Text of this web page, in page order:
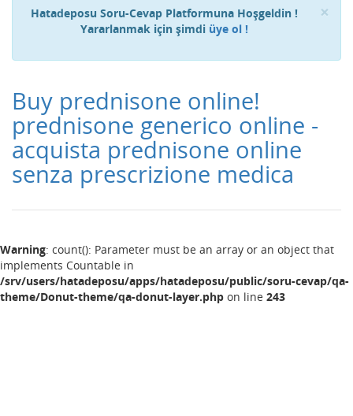
×
Hatadeposu Soru-Cevap Platformuna Hoşgeldin !
Yararlanmak için şimdi üye ol !
Buy prednisone online!
prednisone generico online -
acquista prednisone online
senza prescrizione medica
Warning: count(): Parameter must be an array or an object that
implements Countable in
/srv/users/hatadeposu/apps/hatadeposu/public/soru-cevap/qa-
theme/Donut-theme/qa-donut-layer.php on line 243